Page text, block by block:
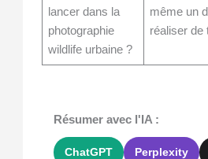
lancer dans la
photographie
wildlife urbaine ?
même un
réaliser de
Résumer avec l'IA :
ChatGPT Perplexity